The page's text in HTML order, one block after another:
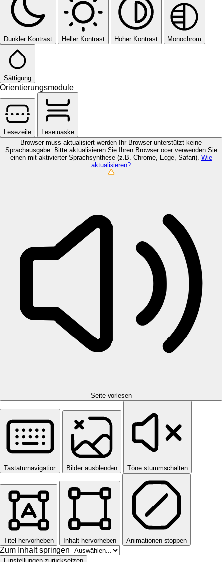
Dunkler Kontrast Heller Kontrast Hoher Kontrast Monochrom
Sättigung
Orientierungsmodule
Lesezeile
Lesemaske
Browser muss aktualisiert werden
Ihr Browser unterstützt keine
Sprachausgabe. Bitte aktualisieren Sie Ihren Browser oder verwenden Sie
einen mit aktivierter Sprachsynthese (z.B. Chrome, Edge, Safari). Wie
aktualisieren?
Seite vorlesen
Tastaturnavigation Bilder ausblenden Töne stummschalten
Titel hervorheben Inhalt hervorheben Animationen stoppen
Zum Inhalt springen
Einstellungen zurücksetzen